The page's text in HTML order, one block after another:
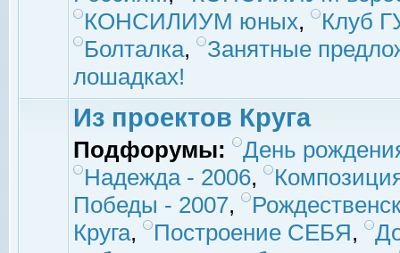
КОНСИЛИУМ юных,
Клуб
Болталка,
Занятные
лошадках!
Из проектов Круга
Подфорумы:
День
Надежда - 2006,
Победы - 2007,
Круга, Построение СЕБЯ,